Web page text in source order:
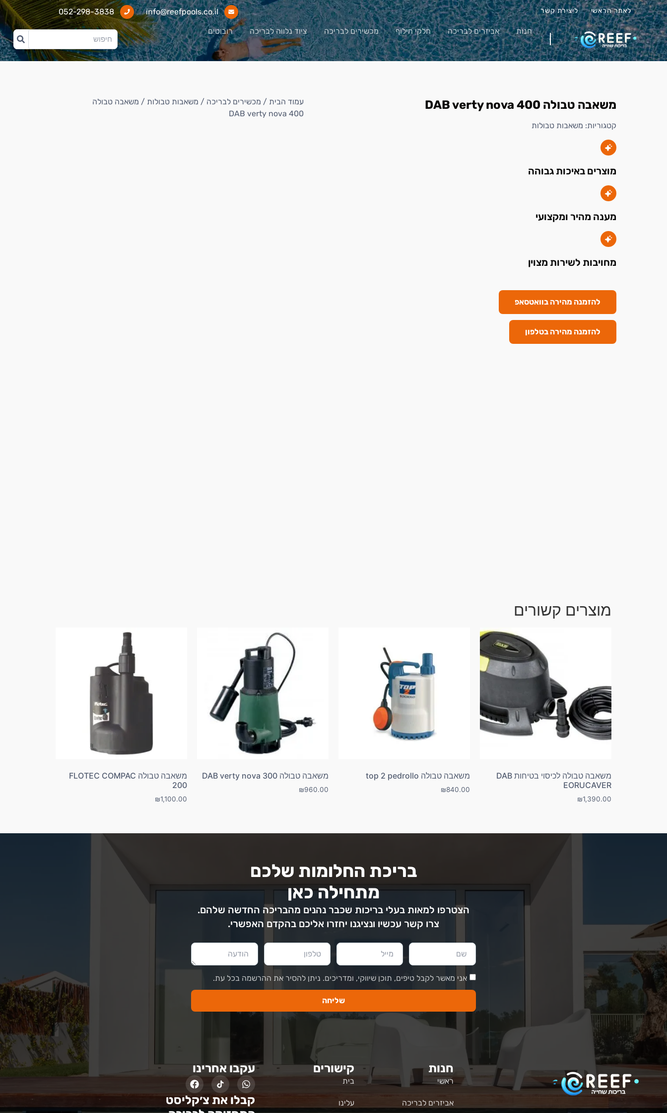
לאתר הראשי ליצירת קשר info@reefpools.co.il
052-298-3838
חנות אביזרים לבריכה חלקי חילוף מכשירים לבריכה ציוד נלווה לבריכה רובוטים
משאבה טבולה DAB verty nova 400
קטגוריות: משאבות טבולות
מוצרים באיכות גבוהה
מענה מהיר ומקצועי
מחויבות לשירות מצוין
להזמנה מהירה בוואטסאפ
להזמנה מהירה בטלפון
עמוד הבית / מכשירים לבריכה / משאבות טבולות / משאבה טבולה
DAB verty nova 400
מוצרים קשורים
משאבה טבולה לכיסוי בטיחות DAB
EORUCAVER
₪1,390.00
משאבה טבולה top 2 pedrollo
₪840.00
משאבה טבולה DAB verty nova 300
₪960.00
משאבה טבולה FLOTEC COMPAC
200
₪1,100.00
בריכת החלומות שלכם
מתחילה כאן
הצטרפו למאות בעלי בריכות שכבר נהנים מהבריכה החדשה שלהם.
צרו קשר עכשיו ונציגנו יחזרו אליכם בהקדם האפשרי.
אני מאשר לקבל טיפים, תוכן שיווקי, ומדריכים. ניתן להסיר את ההרשמה בכל עת.
שליחה
חנות
ראשי
אביזרים לבריכה
קישורים
בית
עלינו
עקבו אחרינו
קבלו את צ׳קליסט